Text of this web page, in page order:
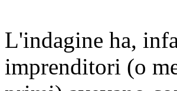
L'indagine ha,
imprenditori (o